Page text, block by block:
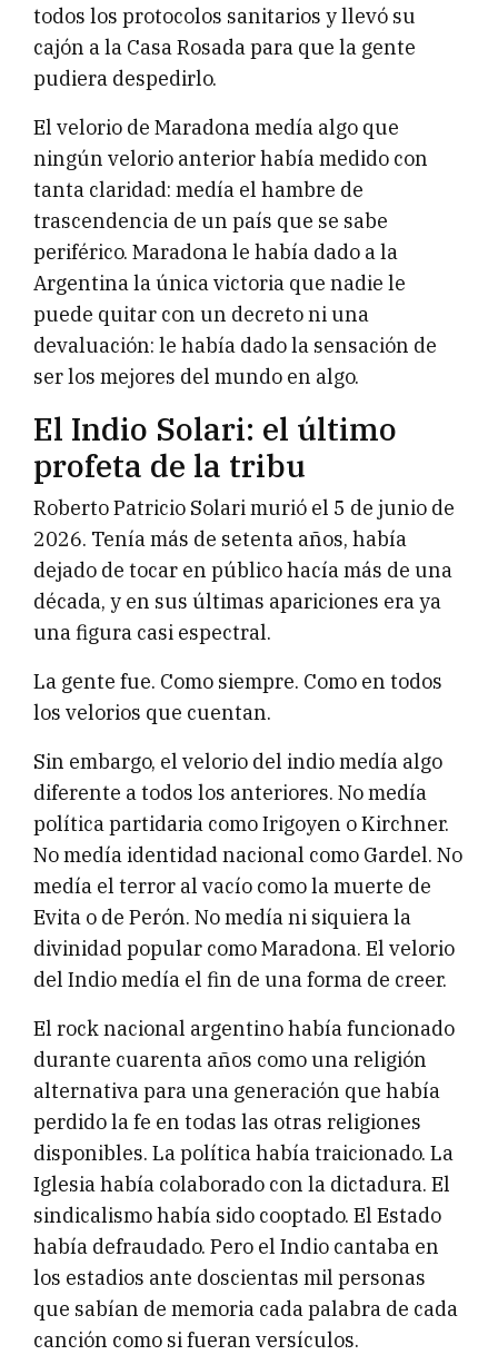
todos los protocolos sanitarios y llevó su
cajón a la Casa Rosada para que la gente
pudiera despedirlo.
El velorio de Maradona medía algo que
ningún velorio anterior había medido con
tanta claridad: medía el hambre de
trascendencia de un país que se sabe
periférico. Maradona le había dado a la
Argentina la única victoria que nadie le
puede quitar con un decreto ni una
devaluación: le había dado la sensación de
ser los mejores del mundo en algo.
El Indio Solari: el último
profeta de la tribu
Roberto Patricio Solari murió el 5 de junio de
2026. Tenía más de setenta años, había
dejado de tocar en público hacía más de una
década, y en sus últimas apariciones era ya
una figura casi espectral.
La gente fue. Como siempre. Como en todos
los velorios que cuentan.
Sin embargo, el velorio del indio medía algo
diferente a todos los anteriores. No medía
política partidaria como Irigoyen o Kirchner.
No medía identidad nacional como Gardel. No
medía el terror al vacío como la muerte de
Evita o de Perón. No medía ni siquiera la
divinidad popular como Maradona. El velorio
del Indio medía el fin de una forma de creer.
El rock nacional argentino había funcionado
durante cuarenta años como una religión
alternativa para una generación que había
perdido la fe en todas las otras religiones
disponibles. La política había traicionado. La
Iglesia había colaborado con la dictadura. El
sindicalismo había sido cooptado. El Estado
había defraudado. Pero el Indio cantaba en
los estadios ante doscientas mil personas
que sabían de memoria cada palabra de cada
canción como si fueran versículos.